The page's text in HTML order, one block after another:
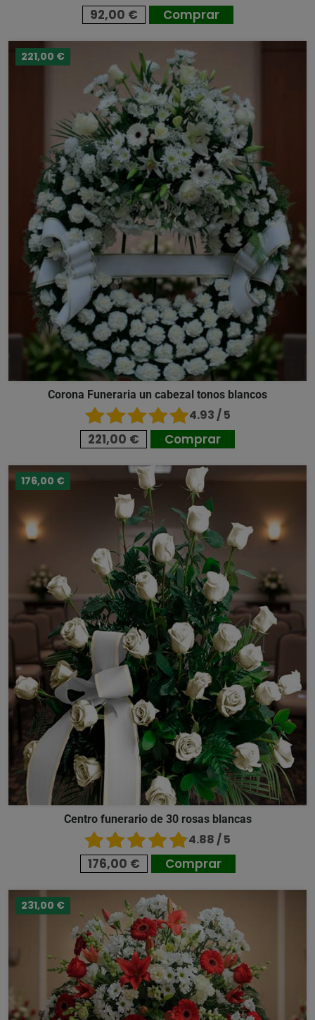
92,00 € Comprar
221,00 €
Corona Funeraria un cabezal tonos blancos
4.93 / 5
221,00 € Comprar
176,00 €
Centro funerario de 30 rosas blancas
4.88 / 5
176,00 € Comprar
231,00 €